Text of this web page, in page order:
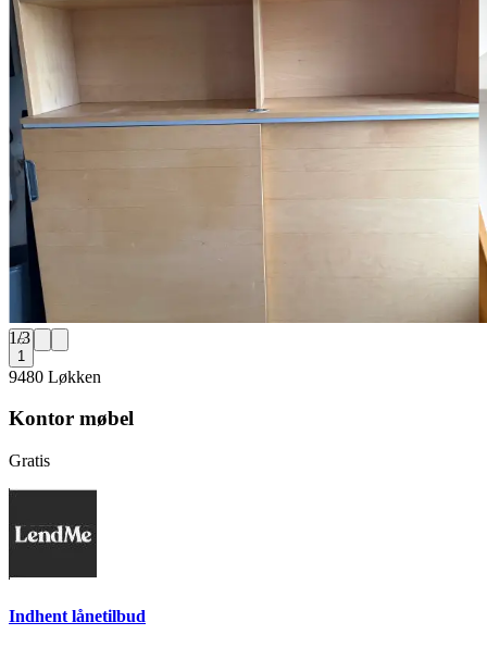
1/3
1
9480 Løkken
Kontor møbel
Gratis
Indhent lånetilbud